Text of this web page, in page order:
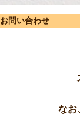
お問い合わせ
なお